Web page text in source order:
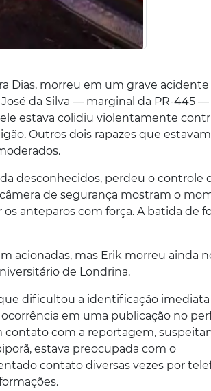
Dias, morreu em um grave acidente
da Silva — marginal da PR-445
estava colidiu violentamente
Outros dois rapazes que
desconhecidos, perdeu o controle
de segurança mostram o
anteparos com força. A batida de
acionadas, mas Erik morreu ainda
de Londrina.
dificultou a identificação
em uma publicação no
com a reportagem,
estava preocupada com o
contato diversas vezes por